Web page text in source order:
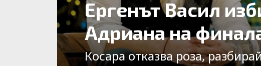
Ергенът Васил
Адриана на
Косара отказва роза,